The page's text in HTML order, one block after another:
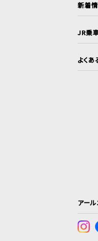
新着
JR乗
よくあ
アー